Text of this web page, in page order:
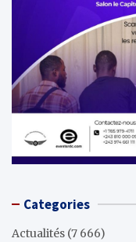
Categories
Actualités (7 666)